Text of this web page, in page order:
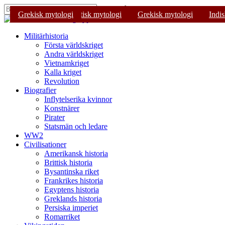
Skip
to
content
Tryck på Enter för att söka eller ESC
Stäng
Menu
Militärhistoria
Första världskriget
Andra världskriget
Vietnamkriget
Kalla kriget
Revolution
Biografier
Inflytelserika kvinnor
Konstnärer
Pirater
Statsmän och ledare
WW2
Civilisationer
Amerikansk historia
Brittisk historia
Bysantinska riket
Frankrikes historia
Egyptens historia
Greklands historia
Persiska imperiet
Romarriket
Grekisk mytologi Mytologi
Mytologi Egyptisk mytologi Grekisk mytologi
Grekisk mytologi